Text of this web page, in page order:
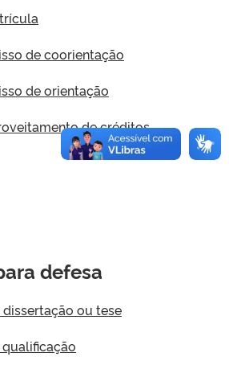
de coorientação
de orientação
de créditos
defesa
ou tese
qualificação